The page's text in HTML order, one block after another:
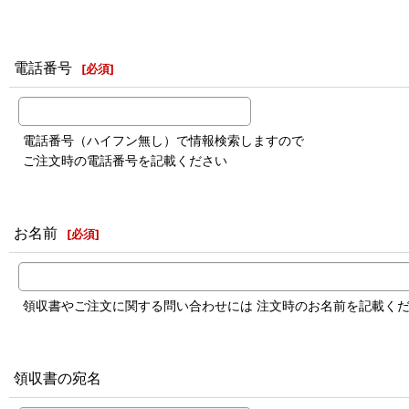
電話番号 [必須]
電話番号（ハイフン無し）で情報検索しますので
ご注文時の電話番号を記載ください
お名前 [必須]
領収書やご注文に関する問い合わせには 注文時のお名前を記載く
領収書の宛名